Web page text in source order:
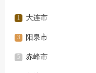
大连市
阳泉市
赤峰市